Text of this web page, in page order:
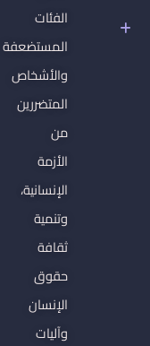
الفئات
المستضعفة
والأشخاص
المتضررين
من
الأزمة
الإنسانية،
وتنمية
ثقافة
حقوق
الإنسان
وآليات